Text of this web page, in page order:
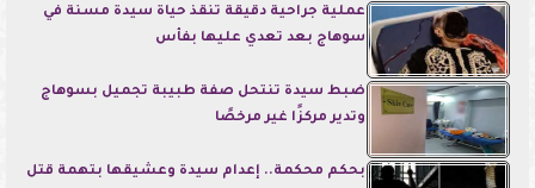
عملية جراحية دقيقة تنقذ حياة سيدة مسنة في
سوهاج بعد تعدي عليها بفأس
ضبط سيدة تنتحل صفة طبيبة تجميل بسوهاج
وتدير مركزًا غير مرخصًا
بحكم محكمة.. إعدام سيدة وعشيقها بتهمة قتل